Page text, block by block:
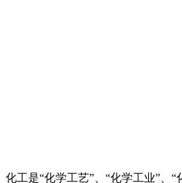
化工是“化学工艺”、“化学工业”、